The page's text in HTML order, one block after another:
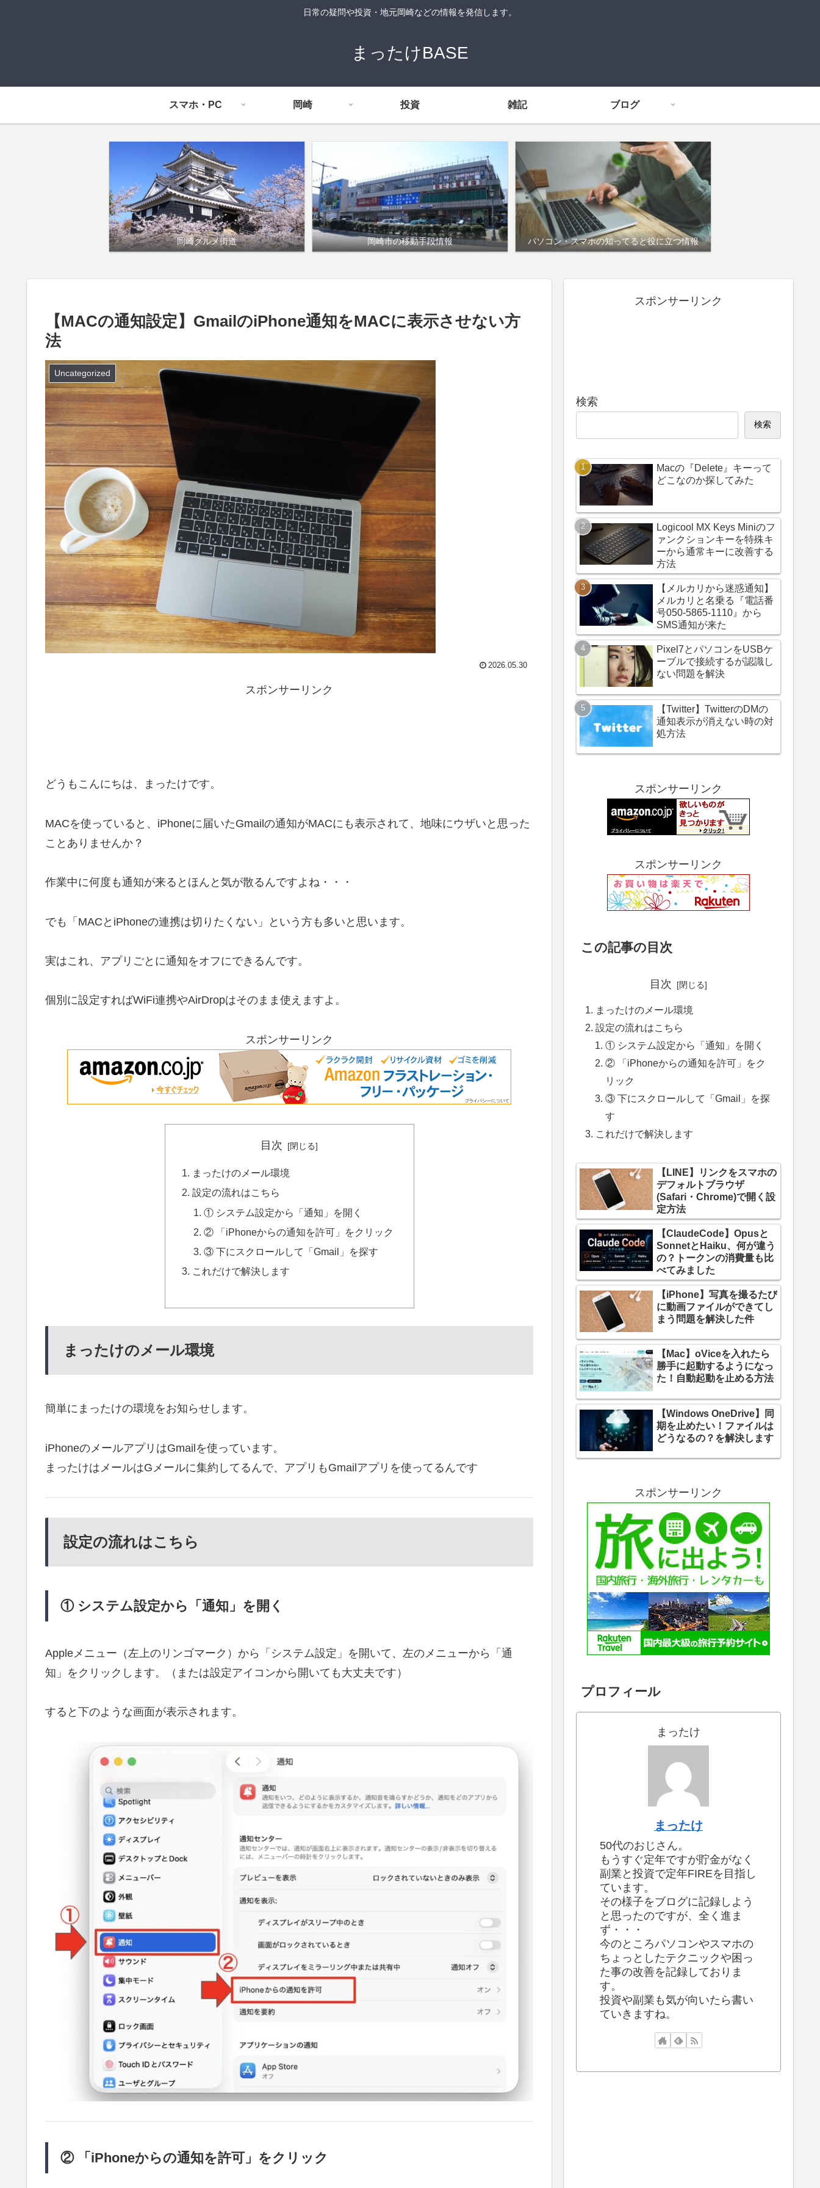
日常の疑問や投資・地元岡崎などの情報を発信します。
まったけBASE
スマホ・PC 岡崎 投資 雑記 ブログ
岡崎グルメ街道 岡崎市の移動手段情報 パソコン・スマホの知ってると役に立つ情報
【MACの通知設定】GmailのiPhone通知をMACに表示させない方
法
Uncategorized
2026.05.30
スポンサーリンク
どうもこんにちは、まったけです。
MACを使っていると、iPhoneに届いたGmailの通知がMACにも表示されて、地味にウザいと思った
ことありませんか？
作業中に何度も通知が来るとほんと気が散るんですよね・・・
でも「MACとiPhoneの連携は切りたくない」という方も多いと思います。
実はこれ、アプリごとに通知をオフにできるんです。
個別に設定すればWiFi連携やAirDropはそのまま使えますよ。
スポンサーリンク
目次
まったけのメール環境
設定の流れはこちら
① システム設定から「通知」を開く
② 「iPhoneからの通知を許可」をクリック
③ 下にスクロールして「Gmail」を探す
これだけで解決します
まったけのメール環境
簡単にまったけの環境をお知らせします。
iPhoneのメールアプリはGmailを使っています。
まったけはメールはGメールに集約してるんで、アプリもGmailアプリを使ってるんです
設定の流れはこちら
① システム設定から「通知」を開く
Appleメニュー（左上のリンゴマーク）から「システム設定」を開いて、左のメニューから「通
知」をクリックします。（または設定アイコンから開いても大丈夫です）
すると下のような画面が表示されます。
② 「iPhoneからの通知を許可」をクリック
スポンサーリンク
検索
検索
Macの『Delete』キーって
どこなのか探してみた
Logicool MX Keys Miniのフ
ァンクションキーを特殊キ
ーから通常キーに改善する
方法
【メルカリから迷惑通知】
メルカリと名乗る『電話番
号050-5865-1110』から
SMS通知が来た
Pixel7とパソコンをUSBケ
ーブルで接続するが認識し
ない問題を解決
【Twitter】TwitterのDMの
通知表示が消えない時の対
処方法
スポンサーリンク
スポンサーリンク
この記事の目次
目次
まったけのメール環境
設定の流れはこちら
① システム設定から「通知」を開く
② 「iPhoneからの通知を許可」をク
リック
③ 下にスクロールして「Gmail」を探
す
これだけで解決します
【LINE】リンクをスマホの
デフォルトブラウザ
(Safari・Chrome)で開く設
定方法
【ClaudeCode】Opusと
SonnetとHaiku、何が違う
の？トークンの消費量も比
べてみました
【iPhone】写真を撮るたび
に動画ファイルができてし
まう問題を解決した件
【Mac】oViceを入れたら
勝手に起動するようになっ
た！自動起動を止める方法
【Windows OneDrive】同
期を止めたい！ファイルは
どうなるの？を解決します
スポンサーリンク
プロフィール
まったけ
まったけ
50代のおじさん。
もうすぐ定年ですが貯金がなく
副業と投資で定年FIREを目指し
ています。
その様子をブログに記録しよう
と思ったのですが、全く進ま
ず・・・
今のところパソコンやスマホの
ちょっとしたテクニックや困っ
た事の改善を記録しておりま
す。
投資や副業も気が向いたら書い
ていきますね。